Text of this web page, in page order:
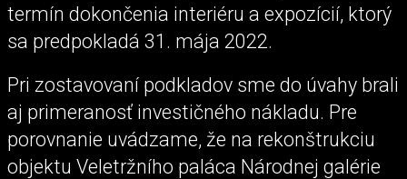
termín dokončenia interiéru a expozícií, ktorý
sa predpokladá 31. mája 2022.
Pri zostavovaní podkladov sme do úvahy brali
aj primeranosť investičného nákladu. Pre
porovnanie uvádzame, že na rekonštrukciu
objektu Veletržního paláca Národnej galérie